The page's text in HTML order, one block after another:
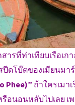
ารที่ท่าเทียบเรือเก
ปีดโบ๊ตของเมียนมา
Phee)” ถ้าใครเมา
อนอนหลับไปเลย เพ